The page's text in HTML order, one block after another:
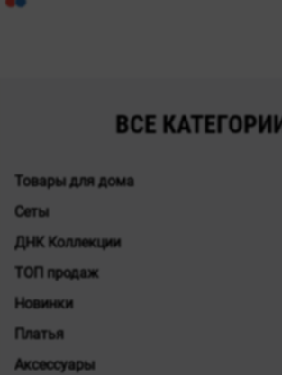
ВСЕ
Товары для дома
Сеты
ДНК Коллекции
ТОП продаж
Новинки
Платья
Аксессуары